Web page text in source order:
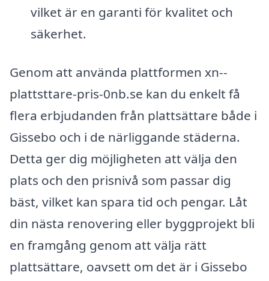
vilket är en garanti för kvalitet och
säkerhet.
Genom att använda plattformen xn--
plattsttare-pris-0nb.se kan du enkelt få
flera erbjudanden från plattsättare både i
Gissebo och i de närliggande städerna.
Detta ger dig möjligheten att välja den
plats och den prisnivå som passar dig
bäst, vilket kan spara tid och pengar. Låt
din nästa renovering eller byggprojekt bli
en framgång genom att välja rätt
plattsättare, oavsett om det är i Gissebo